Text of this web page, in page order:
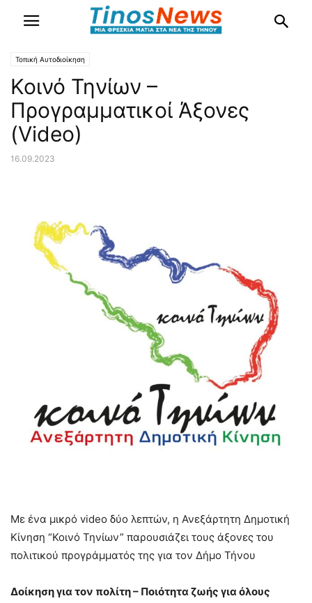
Τοπική Αυτοδιοίκηση
Κοινό Τηνίων –
Προγραμματικοί Άξονες
(Video)
16.09.2023
Με ένα μικρό video δύο λεπτών, η Ανεξάρτητη Δημοτική
Κίνηση “Κοινό Τηνίων” παρουσιάζει τους άξονες του
πολιτικού προγράμματός της για τον Δήμο Τήνου
Δοίκηση για τον πολίτη – Ποιότητα ζωής για όλους